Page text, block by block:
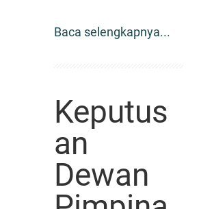
Baca selengkapnya...
Keputus
an
Dewan